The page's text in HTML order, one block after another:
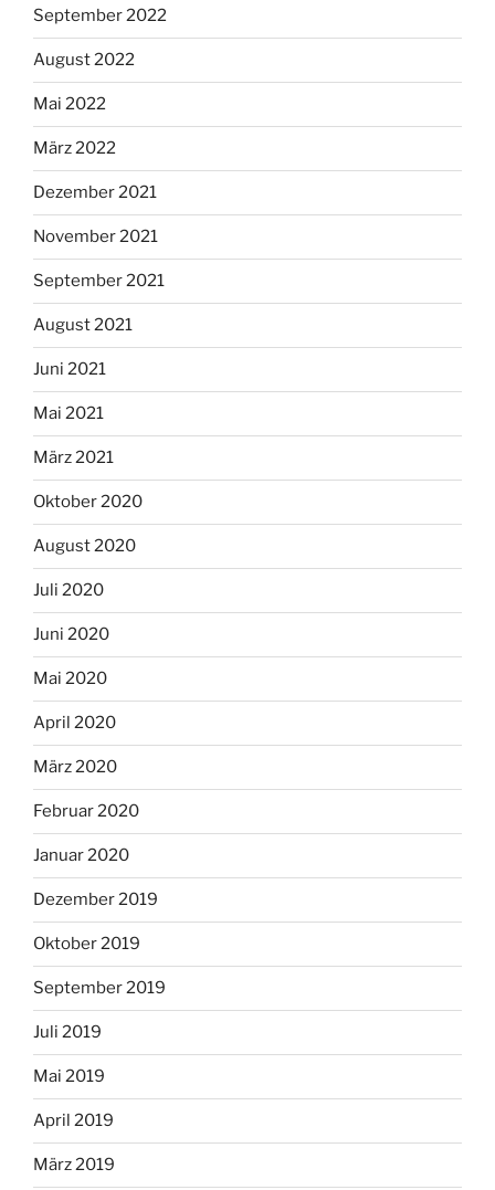
September 2022
August 2022
Mai 2022
März 2022
Dezember 2021
November 2021
September 2021
August 2021
Juni 2021
Mai 2021
März 2021
Oktober 2020
August 2020
Juli 2020
Juni 2020
Mai 2020
April 2020
März 2020
Februar 2020
Januar 2020
Dezember 2019
Oktober 2019
September 2019
Juli 2019
Mai 2019
April 2019
März 2019